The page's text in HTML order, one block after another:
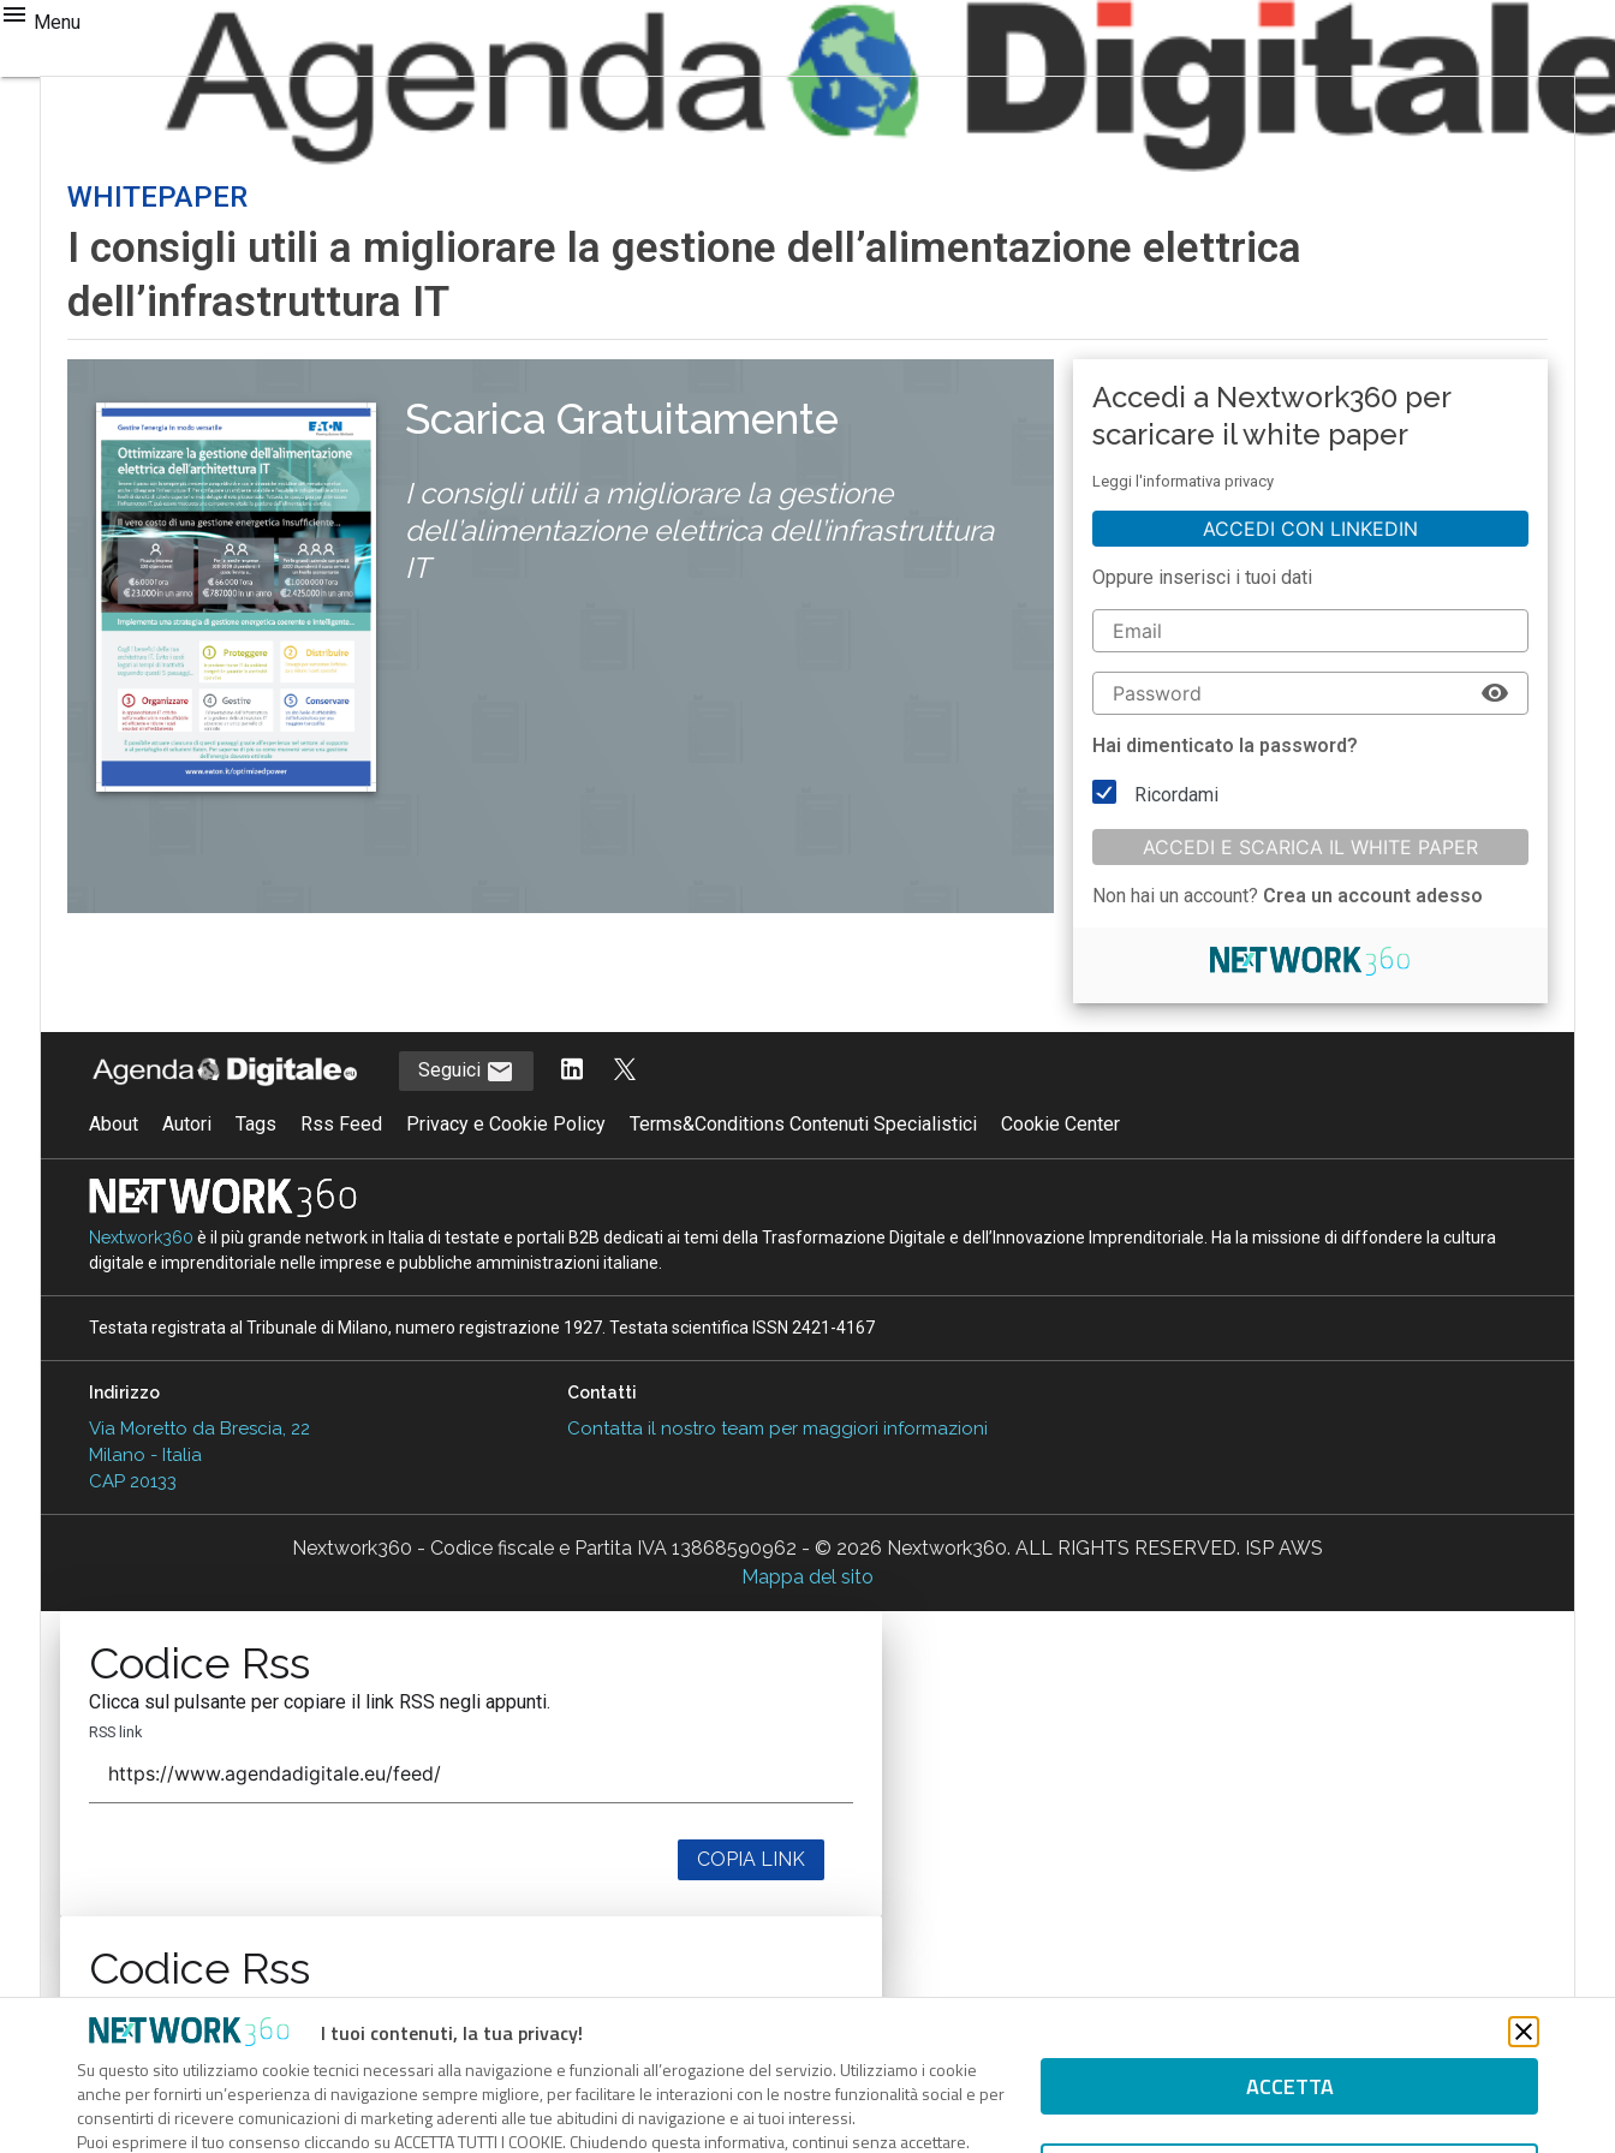
Menu
WHITEPAPER
I consigli utili a migliorare la gestione dell’alimentazione elettrica
dell’infrastruttura IT
Scarica Gratuitamente
I consigli utili a migliorare la gestione
dell’alimentazione elettrica dell’infrastruttura
IT
Accedi a Nextwork360 per
scaricare il white paper
Leggi l'informativa privacy
ACCEDI CON LINKEDIN
Oppure inserisci i tuoi dati
Hai dimenticato la password?
Ricordami
ACCEDI E SCARICA IL WHITE PAPER
Non hai un account? Crea un account adesso
I tuoi contenuti, la tua privacy!
Su questo sito utilizziamo cookie tecnici necessari alla navigazione e funzionali all’erogazione del servizio. Utilizziamo i cookie
anche per fornirti un’esperienza di navigazione sempre migliore, per facilitare le interazioni con le nostre funzionalità social e per
consentirti di ricevere comunicazioni di marketing aderenti alle tue abitudini di navigazione e ai tuoi interessi.
Puoi esprimere il tuo consenso cliccando su ACCETTA TUTTI I COOKIE. Chiudendo questa informativa, continui senza accettare.
ACCETTA
Seguici
About Autori Tags Rss Feed Privacy e Cookie Policy Terms&Conditions Contenuti Specialistici Cookie Center
Nextwork360 è il più grande network in Italia di testate e portali B2B dedicati ai temi della Trasformazione Digitale e dell’Innovazione Imprenditoriale. Ha la missione di diffondere la cultura
digitale e imprenditoriale nelle imprese e pubbliche amministrazioni italiane.
Testata registrata al Tribunale di Milano, numero registrazione 1927. Testata scientifica ISSN 2421-4167
Indirizzo
Via Moretto da Brescia, 22
Milano - Italia
CAP 20133
Contatti
Contatta il nostro team per maggiori informazioni
Nextwork360 - Codice fiscale e Partita IVA 13868590962 - © 2026 Nextwork360. ALL RIGHTS RESERVED. ISP AWS
Mappa del sito
Codice Rss
Clicca sul pulsante per copiare il link RSS negli appunti.
RSS link
COPIA LINK
Codice Rss
RSS link